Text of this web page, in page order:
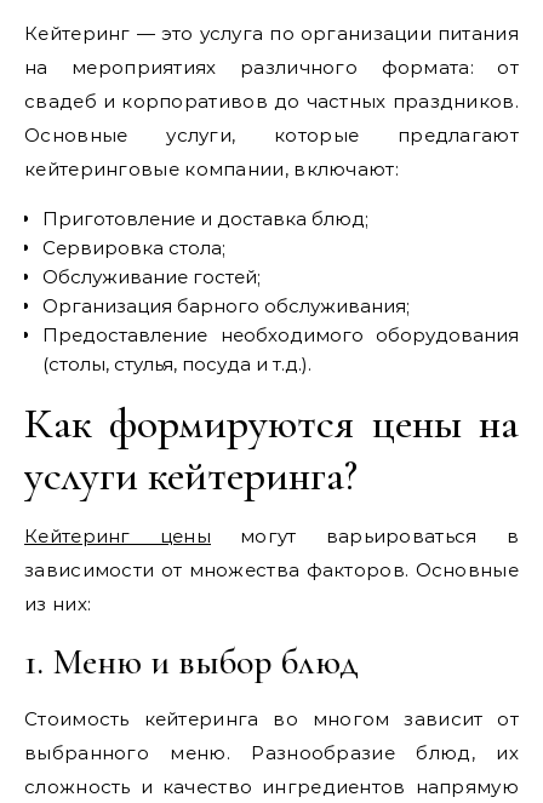
Кейтеринг — это услуга по организации питания
на мероприятиях различного формата: от
свадеб и корпоративов до частных праздников.
Основные услуги, которые предлагают
кейтеринговые компании, включают:
Приготовление и доставка блюд;
Сервировка стола;
Обслуживание гостей;
Организация барного обслуживания;
Предоставление необходимого оборудования
(столы, стулья, посуда и т.д.).
Как формируются цены на
услуги кейтеринга?
Кейтеринг цены могут варьироваться в
зависимости от множества факторов. Основные
из них:
1. Меню и выбор блюд
Стоимость кейтеринга во многом зависит от
выбранного меню. Разнообразие блюд, их
сложность и качество ингредиентов напрямую